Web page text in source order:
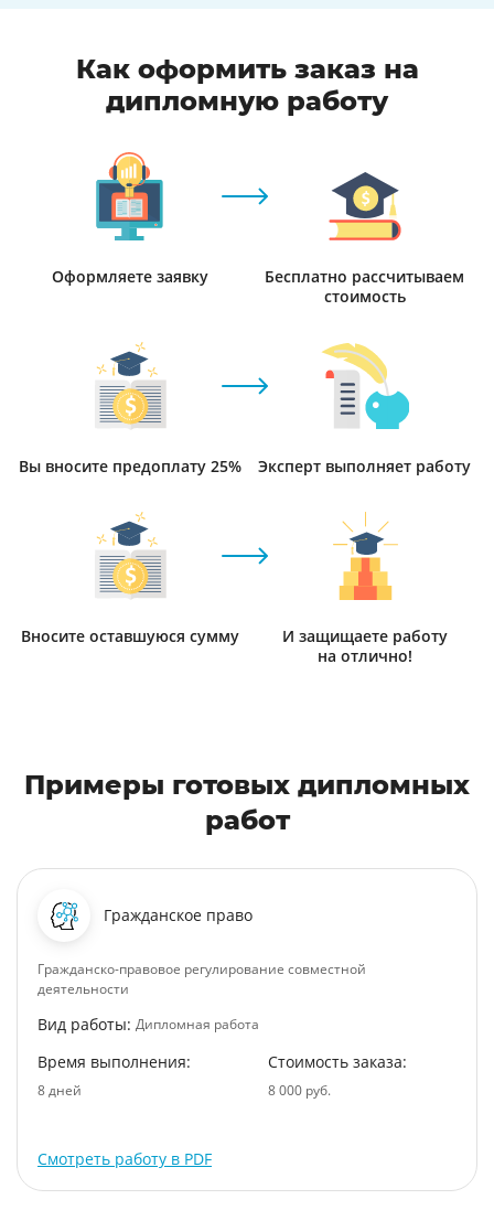
Как оформить заказ на
дипломную работу
Оформляете заявку
Бесплатно рассчитываем
стоимость
Вы вносите предоплату 25% Эксперт выполняет работу
Вносите оставшуюся сумму
И защищаете работу
на отлично!
Примеры готовых дипломных
работ
Гражданское право
Гражданско-правовое регулирование совместной
деятельности
Вид работы: Дипломная работа
Время выполнения:
8 дней
Стоимость заказа:
8 000 руб.
Смотреть работу в PDF